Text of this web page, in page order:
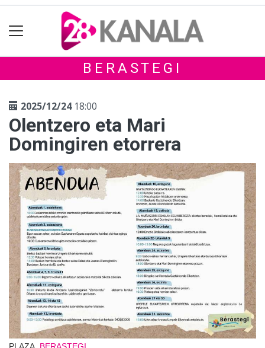
BERASTEGI
2025/12/2418:00
Olentzero eta Mari
Domingiren etorrera
PLAZA, BERASTEGI